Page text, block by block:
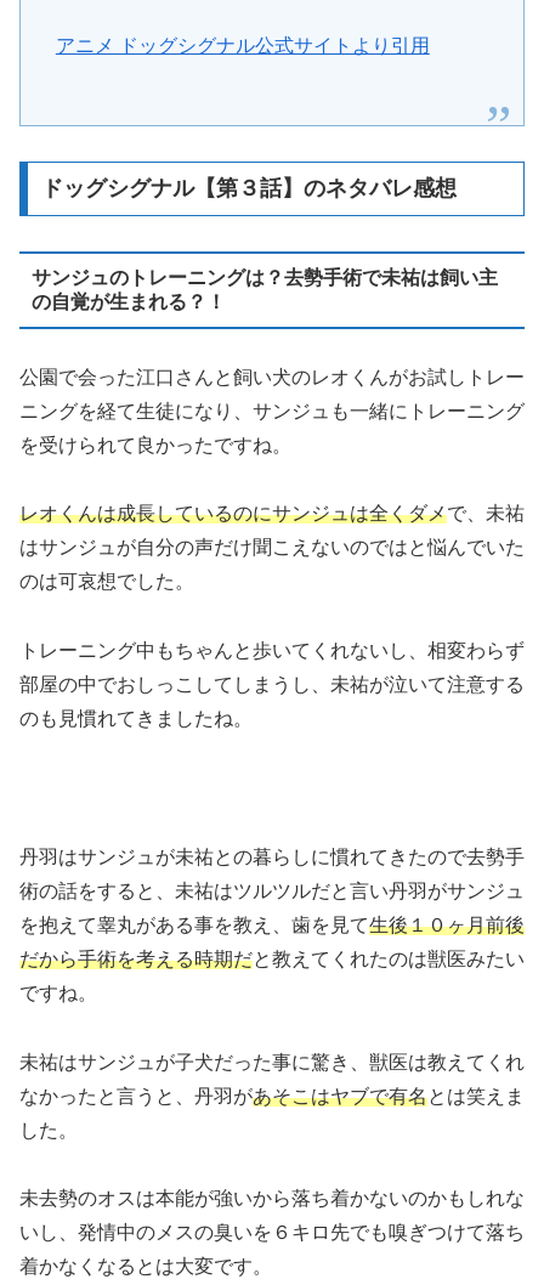
アニメ ドッグシグナル公式サイトより引用
ドッグシグナル【第３話】のネタバレ感想
サンジュのトレーニングは？去勢手術で未祐は飼い主
の自覚が生まれる？！
公園で会った江口さんと飼い犬のレオくんがお試しトレー
ニングを経て生徒になり、サンジュも一緒にトレーニング
を受けられて良かったですね。
レオくんは成長しているのにサンジュは全くダメで、未祐
はサンジュが自分の声だけ聞こえないのではと悩んでいた
のは可哀想でした。
トレーニング中もちゃんと歩いてくれないし、相変わらず
部屋の中でおしっこしてしまうし、未祐が泣いて注意する
のも見慣れてきましたね。
丹羽はサンジュが未祐との暮らしに慣れてきたので去勢手
術の話をすると、未祐はツルツルだと言い丹羽がサンジュ
を抱えて睾丸がある事を教え、歯を見て生後１０ヶ月前後
だから手術を考える時期だと教えてくれたのは獣医みたい
ですね。
未祐はサンジュが子犬だった事に驚き、獣医は教えてくれ
なかったと言うと、丹羽があそこはヤブで有名とは笑えま
した。
未去勢のオスは本能が強いから落ち着かないのかもしれな
いし、発情中のメスの臭いを６キロ先でも嗅ぎつけて落ち
着かなくなるとは大変です。